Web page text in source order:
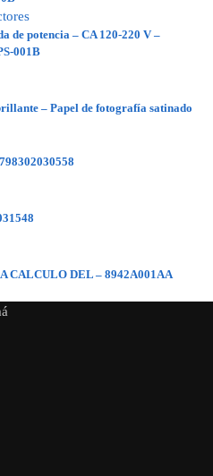
de potencia – CA 120-220 V –
001B
– Papel de fotografía satinado
CALCULO DEL – 8942A001AA